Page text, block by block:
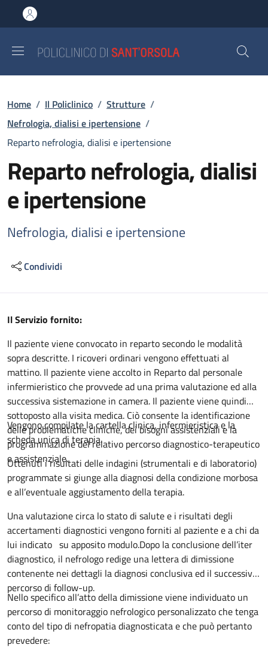
al contenuto principale
to footer content
Briciole di pane
Home / Il Policlinico / Strutture /
Nefrologia, dialisi e ipertensione /
Reparto nefrologia, dialisi e ipertensione
Reparto nefrologia, dialisi
e ipertensione
Nefrologia, dialisi e ipertensione
Condividi
Descrizione
Il Servizio fornito:
Il paziente viene convocato in reparto secondo le modalità
sopra descritte. I ricoveri ordinari vengono effettuati al
mattino. Il paziente viene accolto in Reparto dal personale
infermieristico che provvede ad una prima valutazione ed alla
successiva sistemazione in camera. Il paziente viene quindi
sottoposto alla visita medica. Ciò consente la identificazione
delle problematiche cliniche, dei bisogni assistenziali e la
programmazione del relativo percorso diagnostico-terapeutico
e assistenziale.
Vengono compilate la cartella clinica, infermieristica e la
scheda unica di terapia.
Ottenuti i risultati delle indagini (strumentali e di laboratorio)
programmate si giunge alla diagnosi della condizione morbosa
e all’eventuale aggiustamento della terapia.
Una valutazione circa lo stato di salute e i risultati degli
accertamenti diagnostici vengono forniti al paziente e a chi da
lui indicato su apposito modulo.Dopo la conclusione dell’iter
diagnostico, il nefrologo redige una lettera di dimissione
contenente nei dettagli la diagnosi conclusiva ed il successivo
percorso di follow-up.
Nello specifico all’atto della dimissione viene individuato un
percorso di monitoraggio nefrologico personalizzato che tenga
conto del tipo di nefropatia diagnosticata e che può pertanto
prevedere: